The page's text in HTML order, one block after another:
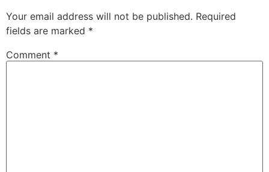
Your email address will not be published. Required
fields are marked *
Comment *